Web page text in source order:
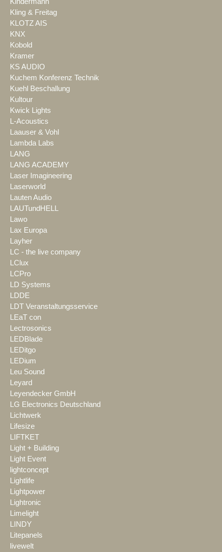
Kling & Freitag
KLOTZ AIS
KNX
Kobold
Kramer
KS AUDIO
Kuchem Konferenz Technik
Kuehl Beschallung
Kultour
Kwick Lights
L-Acoustics
Laauser & Vohl
Lambda Labs
LANG
LANG ACADEMY
Laser Imagineering
Laserworld
Lauten Audio
LAUTundHELL
Lawo
Lax Europa
Layher
LC - the live company
LClux
LCPro
LD Systems
LDDE
LDT Veranstaltungsservice
LEaT con
Lectrosonics
LEDBlade
LEDitgo
LEDium
Leu Sound
Leyard
Leyendecker GmbH
LG Electronics Deutschland
Lichtwerk
Lifesize
LIFTKET
Light + Building
Light Event
lightconcept
Lightlife
Lightpower
Lightronic
Limelight
LINDY
Litepanels
livewelt